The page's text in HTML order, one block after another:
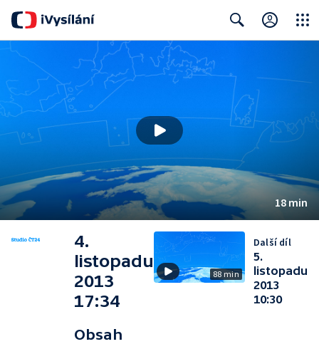
18 min
4.
listopadu
2013
17:34
Obsah
88 min
Další díl
5.
listopadu
2013
10:30